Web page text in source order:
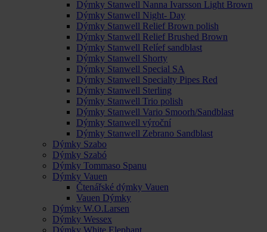
Dýmky Stanwell Nanna Ivarsson Light Brown
Dýmky Stanwell Night- Day
Dýmky Stanwell Relief Brown polish
Dýmky Stanwell Relief Brushed Brown
Dýmky Stanwell Relíef sandblast
Dýmky Stanwell Shorty
Dýmky Stanwell Special SA
Dýmky Stanwell Specialty Pipes Red
Dýmky Stanwell Sterling
Dýmky Stanwell Trio polish
Dýmky Stanwell Vario Smoorh/Sandblast
Dýmky Stanwell výroční
Dýmky Stanwell Zebrano Sandblast
Dýmky Szabo
Dýmky Szabó
Dýmky Tommaso Spanu
Dýmky Vauen
Čtenářské dýmky Vauen
Vauen Dýmky
Dýmky W.O.Larsen
Dýmky Wessex
Dýmky White Elephant